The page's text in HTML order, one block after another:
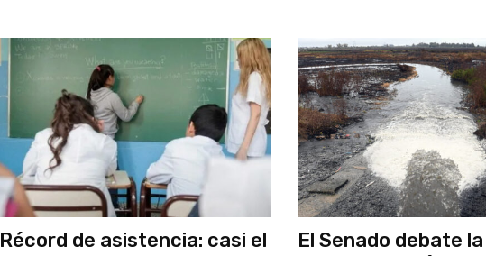
Récord de asistencia: casi el
El Senado debate la